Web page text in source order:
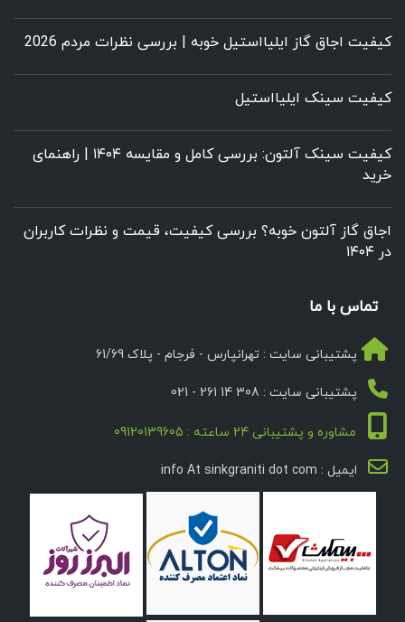
کیفیت اجاق گاز ایلیااستیل خوبه | بررسی نظرات مردم 2026
کیفیت سینک ایلیااستیل
کیفیت سینک آلتون: بررسی کامل و مقایسه ۱۴۰۴ | راهنمای
خرید
اجاق گاز آلتون خوبه؟ بررسی کیفیت، قیمت و نظرات کاربران
در ۱۴۰۴
تماس با ما
پشتیبانی سایت : تهرانپارس - فرجام - پلاک 61/69
پشتیبانی سایت : 308 14 261 - 021
مشاوره و پشتیبانی 24 ساعته : 09120139605
ایمیل : info At sinkgraniti dot com